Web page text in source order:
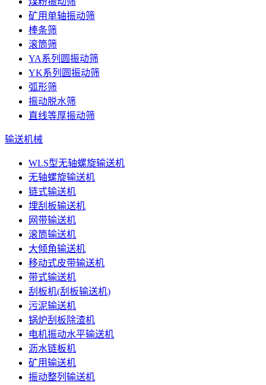
矿用单轴振动筛
棒条筛
滚筒筛
YA系列圆振动筛
YK系列圆振动筛
弧形筛
振动脱水筛
直线等厚振动筛
输送机械
WLS型无轴螺旋输送机
无轴螺旋输送机
链式输送机
埋刮板输送机
网带输送机
滚筒输送机
大倾角输送机
移动式皮带输送机
带式输送机
刮板机(刮板输送机)
污泥输送机
锅炉刮板除渣机
电机振动水平输送机
沥水链板机
矿用输送机
振动整列输送机